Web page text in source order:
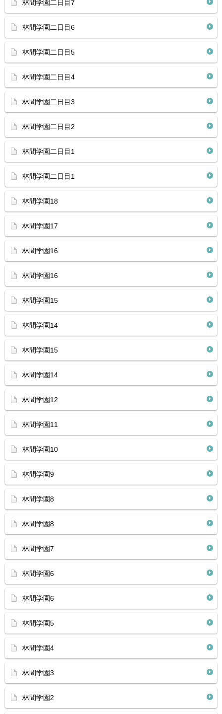
林間学園二日目7
林間学園二日目6
林間学園二日目5
林間学園二日目4
林間学園二日目3
林間学園二日目2
林間学園二日目1
林間学園二日目1
林間学園18
林間学園17
林間学園16
林間学園16
林間学園15
林間学園14
林間学園15
林間学園14
林間学園12
林間学園11
林間学園10
林間学園9
林間学園8
林間学園8
林間学園7
林間学園6
林間学園6
林間学園5
林間学園4
林間学園3
林間学園2